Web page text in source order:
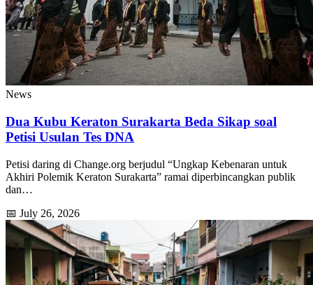
News
Dua Kubu Keraton Surakarta Beda Sikap soal
Petisi Usulan Tes DNA
Petisi daring di Change.org berjudul “Ungkap Kebenaran untuk
Akhiri Polemik Keraton Surakarta” ramai diperbincangkan publik
dan…
📅 July 26, 2026